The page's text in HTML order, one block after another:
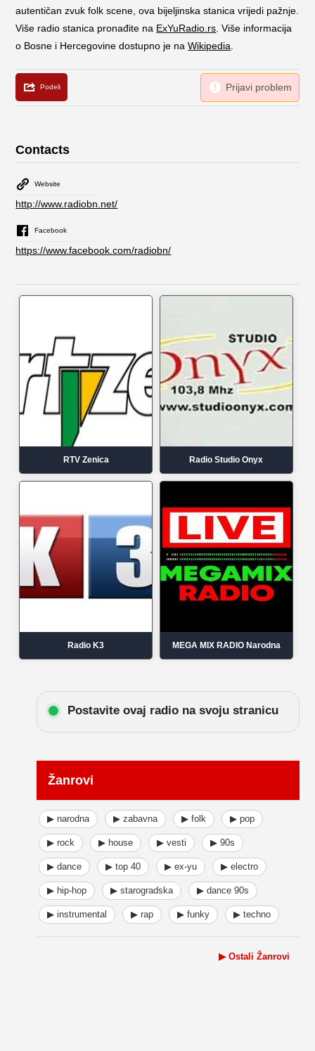
autentičan zvuk folk scene, ova bijeljinska stanica vrijedi pažnje.
Više radio stanica pronađite na ExYuRadio.rs . Više informacija
o Bosne i Hercegovine dostupno je naWikipedia
Contacts
Website
http://www.radiobn.net/
Facebook
https://www.facebook.com/radiobn/
RTV Zenica Radio Studio Onyx
Radio K3 MEGA MIX RADIO Narodna
Postavite ovaj radio na svoju stranicu
Žanrovi
▶ narodna ▶ zabavna ▶ folk ▶ pop
▶ rock ▶ house ▶ vesti ▶ 90s
▶ dance ▶ top 40 ▶ ex-yu ▶ electro
▶ hip-hop ▶ starogradska ▶ dance 90s
▶ instrumental ▶ rap ▶ funky ▶ techno
▶ Ostali Žanrovi